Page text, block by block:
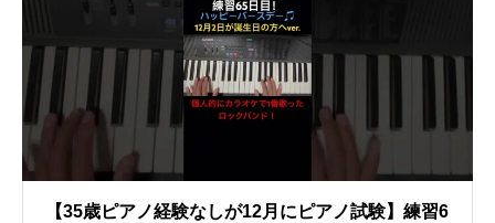
【35歳ピアノ経験なしが12月にピアノ試験】練習6